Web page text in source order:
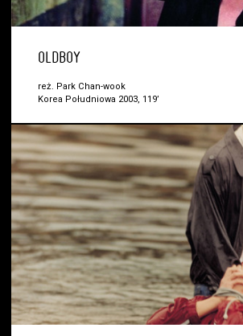
OLDBOY
reż. Park Chan-wook
Korea Południowa 2003, 119’